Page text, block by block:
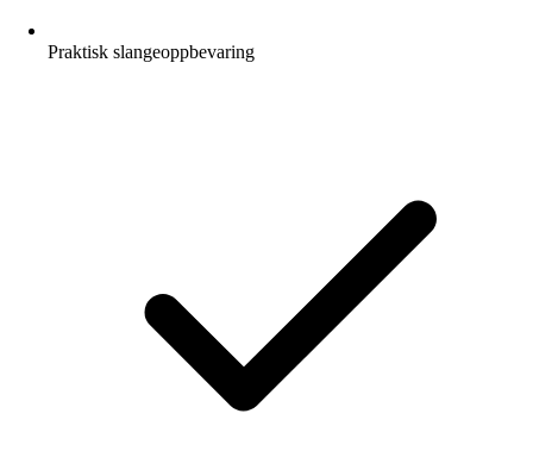
Praktisk slangeoppbevaring